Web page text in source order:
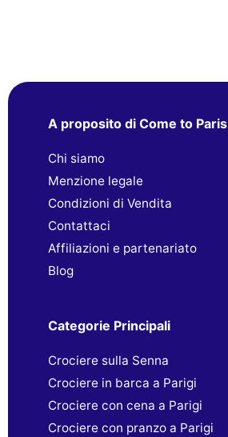
A proposito di Come to Paris
Chi siamo
Menzione legale
Condizioni di Vendita
Contattaci
Affiliazioni e partenariato
Blog
Categorie Principali
Crociere sulla Senna
Crociere in barca a Parigi
Crociere con cena a Parigi
Crociere con pranzo a Parigi